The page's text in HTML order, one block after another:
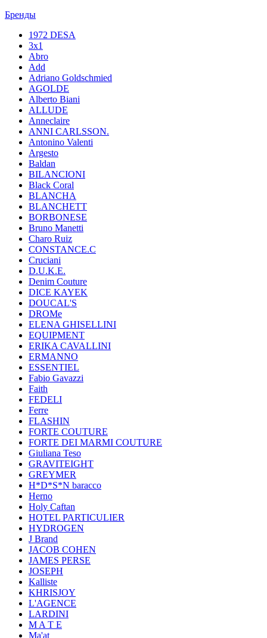
Бренды
1972 DESA
3x1
Abro
Add
Adriano Goldschmied
AGOLDE
Alberto Biani
ALLUDE
Anneclaire
ANNI CARLSSON.
Antonino Valenti
Argesto
Baldan
BILANCIONI
Black Coral
BLANCHA
BLANCHETT
BORBONESE
Bruno Manetti
Charo Ruiz
CONSTANCE.C
Cruciani
D.U.K.E.
Denim Couture
DICE KAYEK
DOUCAL'S
DROMe
ELENA GHISELLINI
EQUIPMENT
ERIKA CAVALLINI
ERMANNO
ESSENTIEL
Fabio Gavazzi
Faith
FEDELI
Ferre
FLASHIN
FORTE COUTURE
FORTE DEI MARMI COUTURE
Giuliana Teso
GRAVITEIGHT
GREYMER
H*D*S*N baracco
Herno
Holy Caftan
HOTEL PARTICULIER
HYDROGEN
J Brand
JACOB COHEN
JAMES PERSE
JOSEPH
Kalliste
KHRISJOY
L'AGENCE
LARDINI
M A T E
Ma'at